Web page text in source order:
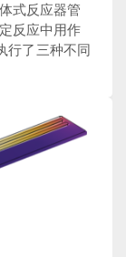
式反应器管
反应中用作
行了三种不同